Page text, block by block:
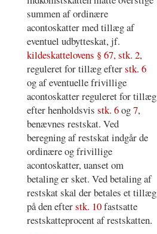
summen af ordinære
acontoskatter med tillæg af
eventuel udbytteskat, jf.
kildeskattelovens § 67, stk. 2,
reguleret for tillæg efterstk. 6
og af eventuelle frivillige
acontoskatter reguleret for tillæg
efter henholdsvis stk. 6og7,
benævnes restskat. Ved
beregning af restskat indgår de
ordinære og frivillige
acontoskatter, uanset om
betaling er sket. Ved betaling af
restskat skal der betales et tillæg
på den efterstk. 10fastsatte
restskatteprocent af restskatten.